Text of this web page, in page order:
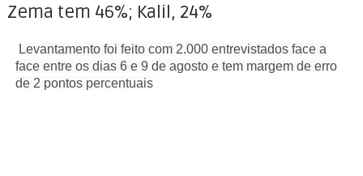
Zema tem 46%; Kalil, 24%
Levantamento foi feito com 2.000 entrevistados face a
face entre os dias 6 e 9 de agosto e tem margem de erro
de 2 pontos percentuais